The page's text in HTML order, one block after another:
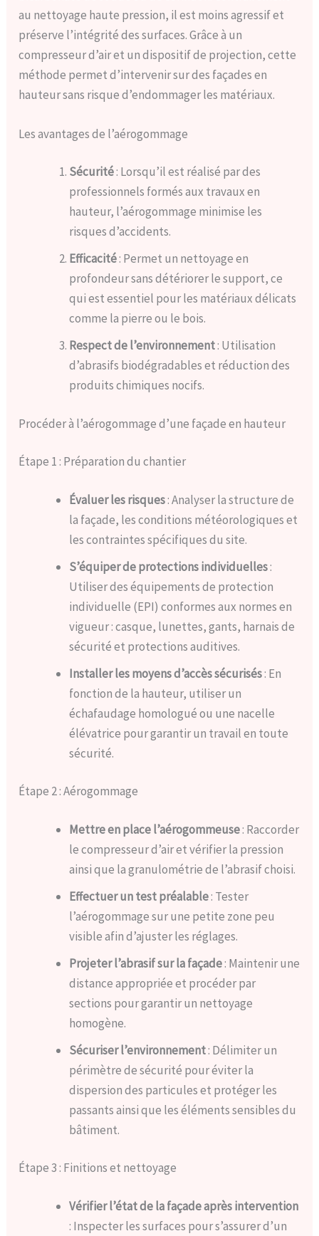
au nettoyage haute pression, il est moins agressif et
préserve l’intégrité des surfaces. Grâce à un
compresseur d’air et un dispositif de projection, cette
méthode permet d’intervenir sur des façades en
hauteur sans risque d’endommager les matériaux.
Les avantages de l’aérogommage
Sécurité: Lorsqu’il est réalisé par des
professionnels formés aux travaux en
hauteur, l’aérogommage minimise les
risques d’accidents.
Efficacité: Permet un nettoyage en
profondeur sans détériorer le support, ce
qui est essentiel pour les matériaux délicats
comme la pierre ou le bois.
Respect de l’environnement: Utilisation
d’abrasifs biodégradables et réduction des
produits chimiques nocifs.
Procéder à l’aérogommage d’une façade en hauteur
Étape 1 : Préparation du chantier
Évaluer les risques: Analyser la structure de
la façade, les conditions météorologiques et
les contraintes spécifiques du site.
S’équiper de protections individuelles:
Utiliser des équipements de protection
individuelle (EPI) conformes aux normes en
vigueur : casque, lunettes, gants, harnais de
sécurité et protections auditives.
Installer les moyens d’accès sécurisés: En
fonction de la hauteur, utiliser un
échafaudage homologué ou une nacelle
élévatrice pour garantir un travail en toute
sécurité.
Étape 2 : Aérogommage
Mettre en place l’aérogommeuse: Raccorder
le compresseur d’air et vérifier la pression
ainsi que la granulométrie de l’abrasif choisi.
Effectuer un test préalable: Tester
l’aérogommage sur une petite zone peu
visible afin d’ajuster les réglages.
Projeter l’abrasif sur la façade: Maintenir une
distance appropriée et procéder par
sections pour garantir un nettoyage
homogène.
Sécuriser l’environnement: Délimiter un
périmètre de sécurité pour éviter la
dispersion des particules et protéger les
passants ainsi que les éléments sensibles du
bâtiment.
Étape 3 : Finitions et nettoyage
Vérifier l’état de la façade après intervention
: Inspecter les surfaces pour s’assurer d’un